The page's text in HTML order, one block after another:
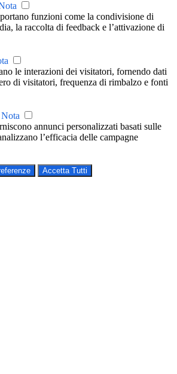
funzioni come la condivisione di
la raccolta di feedback e l’attivazione di
le interazioni dei visitatori, fornendo dati
di visitatori, frequenza di rimbalzo e fonti
Nota
annunci personalizzati basati sulle
l’efficacia delle campagne
Accetta Tutti